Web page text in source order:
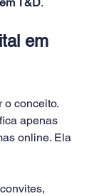
em
o conceito.
apenas
online. Ela